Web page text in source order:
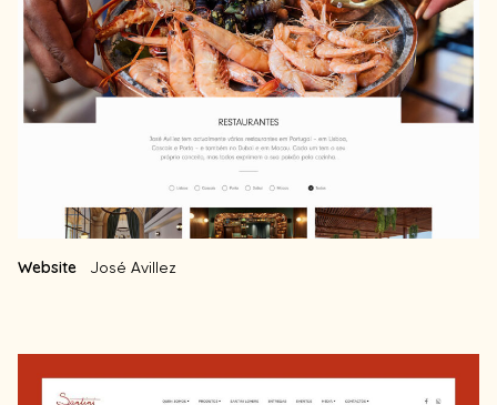
Website José Avillez